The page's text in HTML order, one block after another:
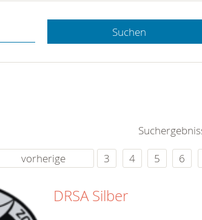
Hotline.
gerne.
rund um die Uhr
Suchen
vorherige
3 4 5 6
DRSA Silber